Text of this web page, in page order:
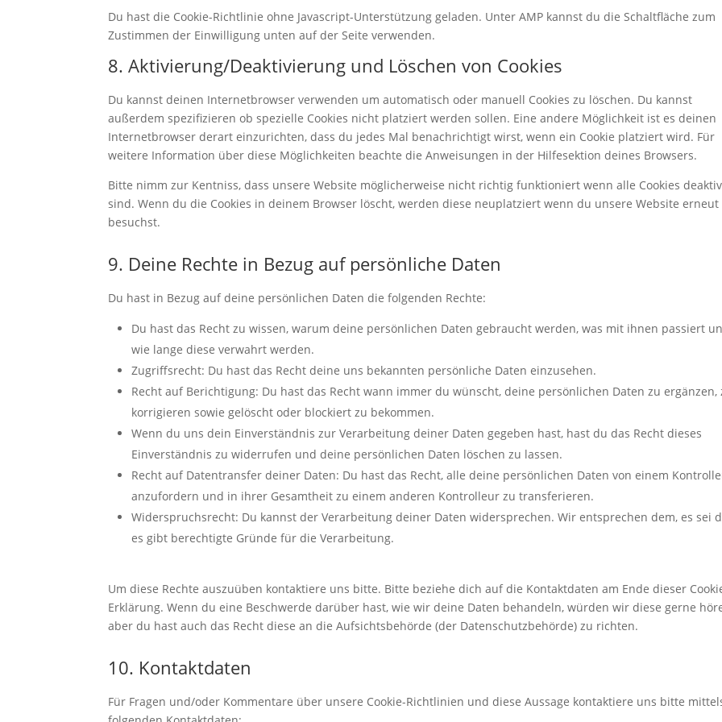
Du hast die Cookie-Richtlinie ohne Javascript-Unterstützung geladen. Unter AMP kannst du die Schaltfläche zum
Zustimmen der Einwilligung unten auf der Seite verwenden.
8. Aktivierung/Deaktivierung und Löschen von Cookies
Du kannst deinen Internetbrowser verwenden um automatisch oder manuell Cookies zu löschen. Du kannst
außerdem spezifizieren ob spezielle Cookies nicht platziert werden sollen. Eine andere Möglichkeit ist es deinen
Internetbrowser derart einzurichten, dass du jedes Mal benachrichtigt wirst, wenn ein Cookie platziert wird. Für
weitere Information über diese Möglichkeiten beachte die Anweisungen in der Hilfesektion deines Browsers.
Bitte nimm zur Kentniss, dass unsere Website möglicherweise nicht richtig funktioniert wenn alle Cookies
sind. Wenn du die Cookies in deinem Browser löscht, werden diese neuplatziert wenn du unsere Website erneut
besuchst.
9. Deine Rechte in Bezug auf persönliche Daten
Du hast in Bezug auf deine persönlichen Daten die folgenden Rechte:
Du hast das Recht zu wissen, warum deine persönlichen Daten gebraucht werden, was mit ihnen passiert
wie lange diese verwahrt werden.
Zugriffsrecht: Du hast das Recht deine uns bekannten persönliche Daten einzusehen.
Recht auf Berichtigung: Du hast das Recht wann immer du wünscht, deine persönlichen Daten zu ergänzen,
korrigieren sowie gelöscht oder blockiert zu bekommen.
Wenn du uns dein Einverständnis zur Verarbeitung deiner Daten gegeben hast, hast du das Recht dieses
Einverständnis zu widerrufen und deine persönlichen Daten löschen zu lassen.
Recht auf Datentransfer deiner Daten: Du hast das Recht, alle deine persönlichen Daten von einem
anzufordern und in ihrer Gesamtheit zu einem anderen Kontrolleur zu transferieren.
Widerspruchsrecht: Du kannst der Verarbeitung deiner Daten widersprechen. Wir entsprechen dem, es sei
es gibt berechtigte Gründe für die Verarbeitung.
Um diese Rechte auszuüben kontaktiere uns bitte. Bitte beziehe dich auf die Kontaktdaten am Ende dieser
Erklärung. Wenn du eine Beschwerde darüber hast, wie wir deine Daten behandeln, würden wir diese gerne
aber du hast auch das Recht diese an die Aufsichtsbehörde (der Datenschutzbehörde) zu richten.
10. Kontaktdaten
Für Fragen und/oder Kommentare über unsere Cookie-Richtlinien und diese Aussage kontaktiere uns bitte